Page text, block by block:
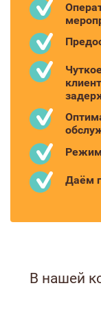
Режим
Даём
В нашей